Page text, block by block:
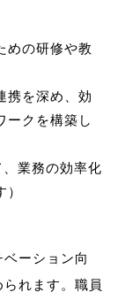
めの研修や教
携を深め、効
ークを構築し
、業務の効率化
ーション向
れます。職員